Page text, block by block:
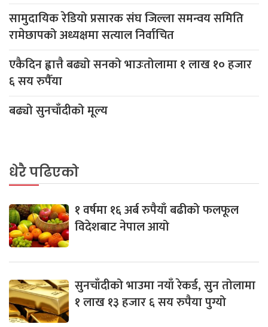
सामुदायिक रेडियो प्रसारक संघ जिल्ला समन्वय समिति
रामेछापको अध्यक्षमा सत्याल निर्वाचित
एकैदिन ह्वात्तै बढ्यो सनको भाउःतोलामा १ लाख १० हजार
६ सय रुपैँया
बढ्यो सुनचाँदीको मूल्य
धेरै पढिएको
१ वर्षमा १६ अर्ब रुपैयाँ बढीको फलफूल
विदेशबाट नेपाल आयो
सुनचाँदीको भाउमा नयाँ रेकर्ड, सुन तोलामा
१ लाख १३ हजार ६ सय रुपैया पुग्यो